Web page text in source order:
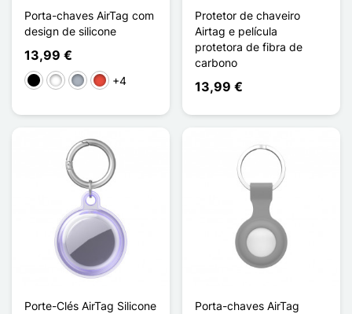
Porta-chaves AirTag com
design de silicone
13,99 €
PretoBrancoCinzento
Vermelho
+4
Protetor de chaveiro
Airtag e película
protetora de fibra de
carbono
13,99 €
Porte-Clés AirTag Silicone
Porta-chaves AirTag